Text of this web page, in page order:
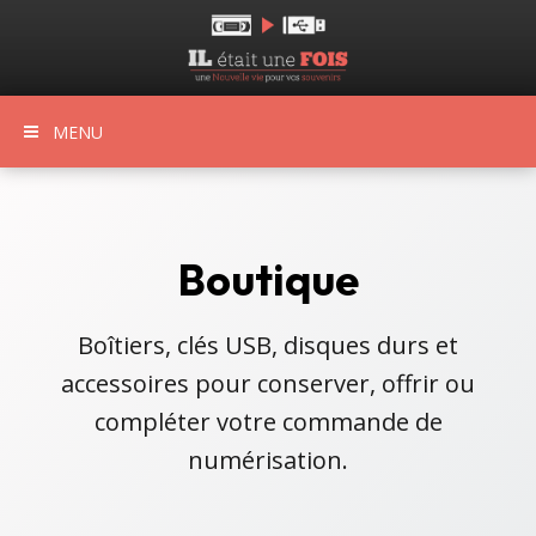
MENU
Boutique
Boîtiers, clés USB, disques durs et
accessoires pour conserver, offrir ou
compléter votre commande de
numérisation.